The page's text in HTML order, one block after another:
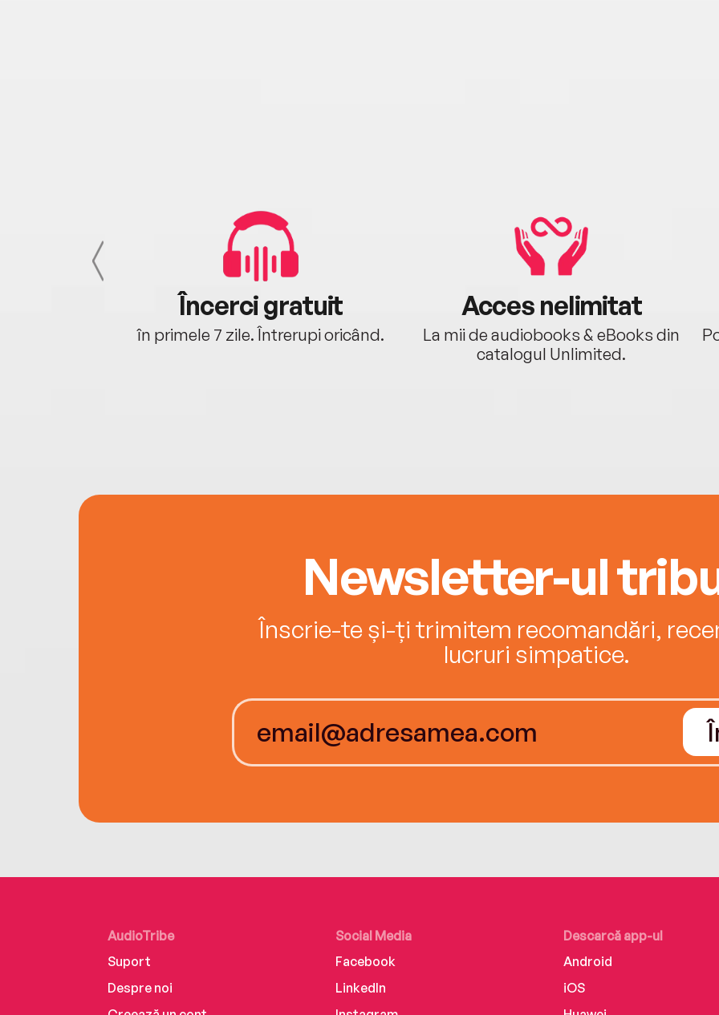
Încerci gratuit
în primele 7 zile. Întrerupi oricând.
Acces nelimitat
La mii de audiobooks & eBooks din
catalogul Unlimited.
Newsletter-ul
Înscrie-te și-ți trimitem recomandări,
lucruri simpatice.
AudioTribe
Suport
Despre noi
Social Media
Facebook
LinkedIn
Descarcă app-ul
Android
iOS